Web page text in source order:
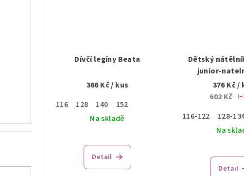
Dívčí legíny Beata
366 Kč/ kus
116
128 140
152
Na skladě
Detail
Dětský
junior-
376 Kč/
602 Kč
116-122 128-
Na
Detail